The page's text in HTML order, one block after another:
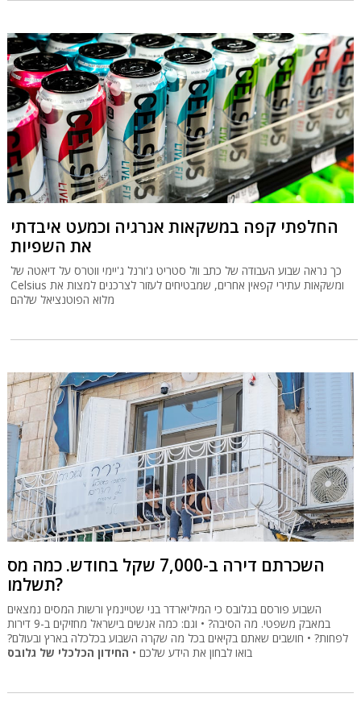
החלפתי קפה במשקאות אנרגיה וכמעט איבדתי
את השפיות
כך נראה שבוע העבודה של כתב וול סטריט ג'ורנל ג'יימי ווטרס על דיאטה של
Celsius ומשקאות עתירי קפאין אחרים, שמבטיחים לעזור לצרכנים למצות את
מלוא הפוטנציאל שלהם
השכרתם דירה ב-7,000 שקל בחודש. כמה מס
תשלמו?
השבוע פורסם בגלובס כי המיליארדר בני שטיינמץ ורשות המסים נמצאים
במאבק משפטי. מה הסיבה? • וגם: כמה אנשים בישראל מחזיקים ב-9 דירות
לפחות? • חושבים שאתם בקיאים בכל מה שקרה השבוע בכלכלה בארץ ובעולם?
בואו לבחון את הידע שלכם • החידון הכלכלי של גלובס